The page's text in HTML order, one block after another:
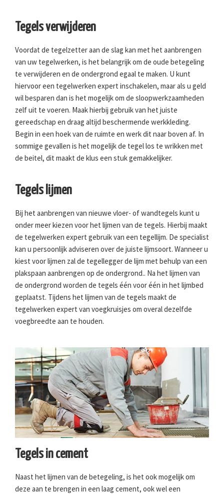
Tegels verwijderen
Voordat de tegelzetter aan de slag kan met het aanbrengen
van uw tegelwerken, is het belangrijk om de oude betegeling
te verwijderen en de ondergrond egaal te maken. U kunt
hiervoor een tegelwerken expert inschakelen, maar als u geld
wil besparen dan is het mogelijk om de sloopwerkzaamheden
zelf uit te voeren. Maak hierbij gebruik van het juiste
gereedschap en draag altijd beschermende werkkleding.
Begin in een hoek van de ruimte en werk dit naar boven af. In
sommige gevallen is het mogelijk de tegel los te wrikken met
de beitel, dit maakt de klus een stuk gemakkelijker.
Tegels lijmen
Bij het aanbrengen van nieuwe vloer- of wandtegels kunt u
onder meer kiezen voor het lijmen van de tegels. Hierbij maakt
de tegelwerken expert gebruik van een tegellijm. De specialist
kan u persoonlijk adviseren over de juiste lijmsoort. Wanneer u
kiest voor lijmen zal de tegellegger de lijm met behulp van een
plakspaan aanbrengen op de ondergrond.. Na het lijmen van
de ondergrond worden de tegels één voor één in het lijmbed
geplaatst. Tijdens het lijmen van de tegels maakt de
tegelwerken expert van voegkruisjes om overal dezelfde
voegbreedte aan te houden.
Tegels in cement
Naast het lijmen van de betegeling, is het ook mogelijk om
deze aan te brengen in een laag cement, ook wel een